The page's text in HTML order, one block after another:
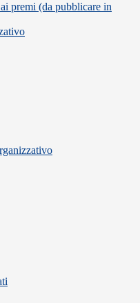
premi (da pubblicare in